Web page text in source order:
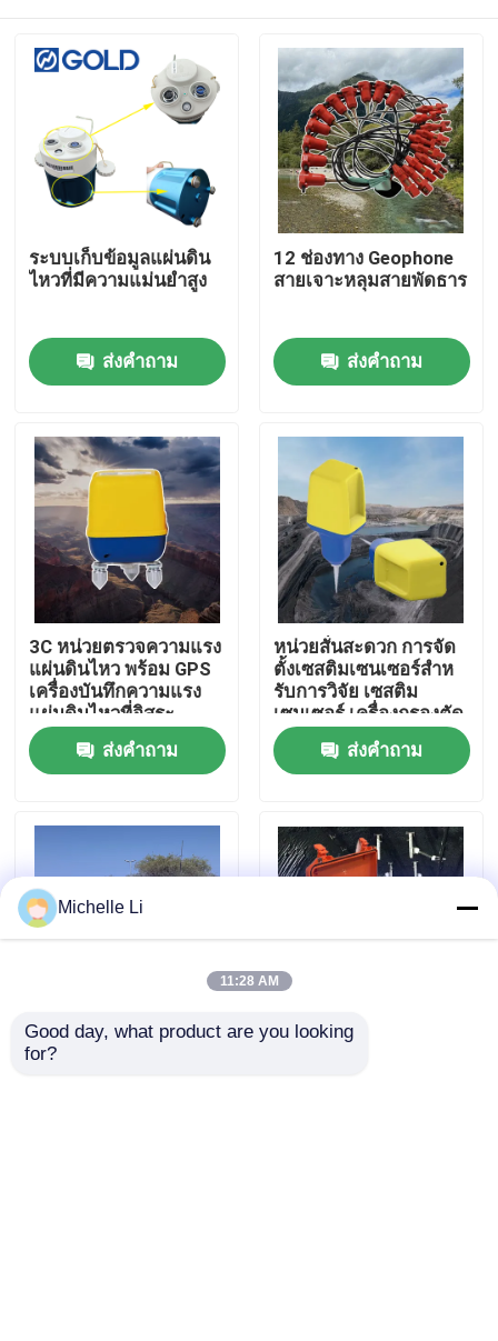
บ้าน
ผลิตภัณฑ์
เกี่ยวกับเรา
ควบคุมคุณภาพ
ติดต่อเรา
ขออ้าง
เครื่องมือสำรวจธรณีฟิสิกส์
เครื่องวัดความต้านทานทางธรณีฟิสิกส์
การบันทึกหลุมธรณีฟิสิกส์
กล้องตรวจสอบหลุมเจาะ
เครื่องวัดระดับน้ำบาดาล
เครื่องวัดความเอียงของหลุมเจาะ
ระบบเก็บข้อมูลแผ่นดิน
ไหวที่มีความแม่นยำสูง
ส่งคำถาม
12 ช่องทาง Geophone
สายเจาะหลุมสายพัดธาร
ส่งคำถาม
3C หน่วยตรวจความแรง
แผ่นดินไหว พร้อม GPS
เครื่องบันทึกความแรง
แผ่นดินไหวที่อิสระ
ส่งคำถาม
หน่วยสั่นสะดวก การจัด
ตั้งเซสติมเซนเซอร์สําห
รับการวิจัย เซสติม
เซนเซอร์ เครื่องกรองตัด
ต่ํา
ส่งคำถาม
แรงไฟฟ้าแหล่งแผ่นดิน
ไหว หุ่นยนต์ ประหยัด
เครื่องควบคุมการ
Michelle Li
11:28 AM
Good day, what product are you looking
for?